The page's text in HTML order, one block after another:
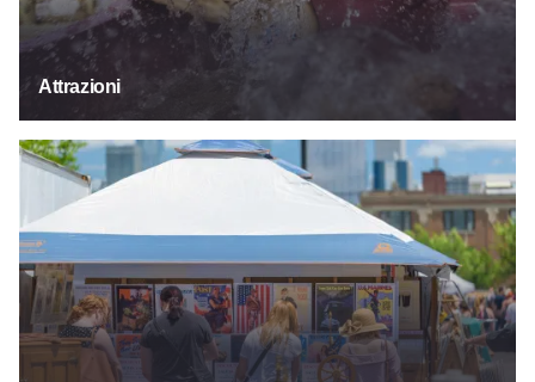
Attrazioni
Festival ed eventi